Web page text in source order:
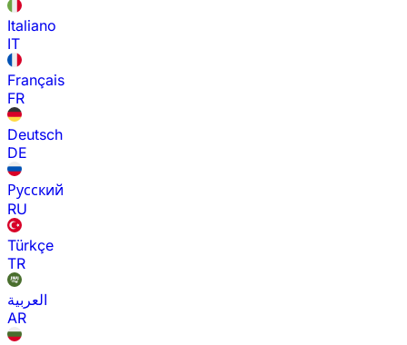
Italiano
IT
Français
FR
Deutsch
DE
Русский
RU
Türkçe
TR
العربية
AR